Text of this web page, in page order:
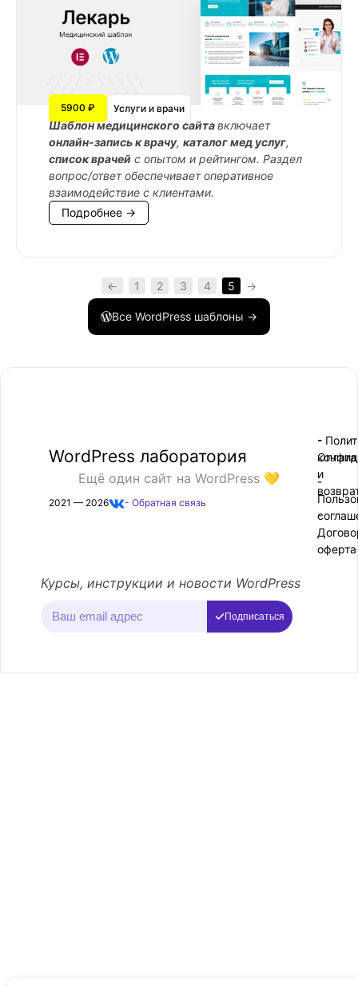
5900 ₽ Услуги и врачи
Шаблон медицинского сайтавключает
онлайн-запись к врачу, каталог мед услуг,
список врачей с опытом и рейтингом. Раздел
вопрос/ответ обеспечивает оперативное
взаимодействие с клиентами.
Подробнее →
← 1 2 3 4 5 →
Все WordPress шаблоны →
WordPress лаборатория
Ещё один сайт на WordPress 💛
2021 — 2026 - Обратная связь
-
-
-
Оплата
и
-
оферта
Курсы, инструкции и новости WordPress
Подписаться